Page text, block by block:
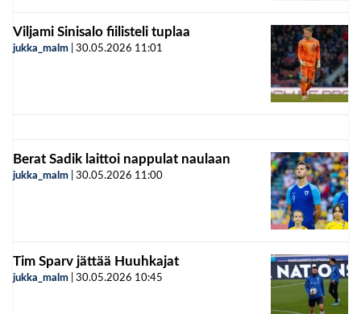
Viljami Sinisalo fiilisteli tuplaa
jukka_malm 30.05.2026 11:01
Berat Sadik laittoi nappulat naulaan
jukka_malm 30.05.2026 11:00
Tim Sparv jättää Huuhkajat
jukka_malm 30.05.2026 10:45